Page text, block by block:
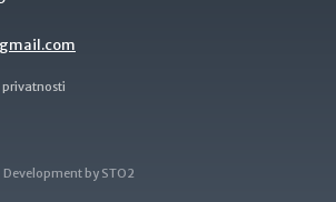
privatnosti
Development by STO2